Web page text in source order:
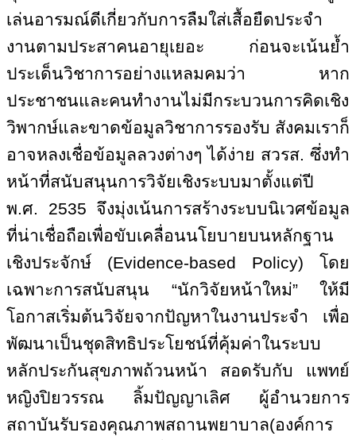
เล่นอารมณ์ดีเกี่ยวกับการลืมใส่เสื้อยืดประจำ
งานตามประสาคนอายุเยอะ ก่อนจะเน้นย้ำ
ประเด็นวิชาการอย่างแหลมคมว่า หาก
ประชาชนและคนทำงานไม่มีกระบวนการคิดเชิง
วิพากษ์และขาดข้อมูลวิชาการรองรับ สังคมเราก็
อาจหลงเชื่อข้อมูลลวงต่างๆ ได้ง่าย สวรส. ซึ่งทำ
หน้าที่สนับสนุนการวิจัยเชิงระบบมาตั้งแต่ปี
พ.ศ. 2535 จึงมุ่งเน้นการสร้างระบบนิเวศข้อมูล
ที่น่าเชื่อถือเพื่อขับเคลื่อนนโยบายบนหลักฐาน
เชิงประจักษ์ (Evidence-based Policy) โดย
เฉพาะการสนับสนุน “นักวิจัยหน้าใหม่” ให้มี
โอกาสเริ่มต้นวิจัยจากปัญหาในงานประจำ เพื่อ
พัฒนาเป็นชุดสิทธิประโยชน์ที่คุ้มค่าในระบบ
หลักประกันสุขภาพถ้วนหน้า สอดรับกับ แพทย์
หญิงปิยวรรณ ลิ้มปัญญาเลิศ ผู้อำนวยการ
สถาบันรับรองคุณภาพสถานพยาบาล(องค์การ